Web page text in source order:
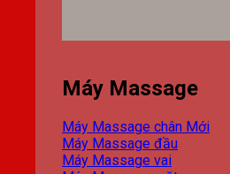
Máy Massage
Máy Massage chân
Máy Massage đầu
Máy Massage vai